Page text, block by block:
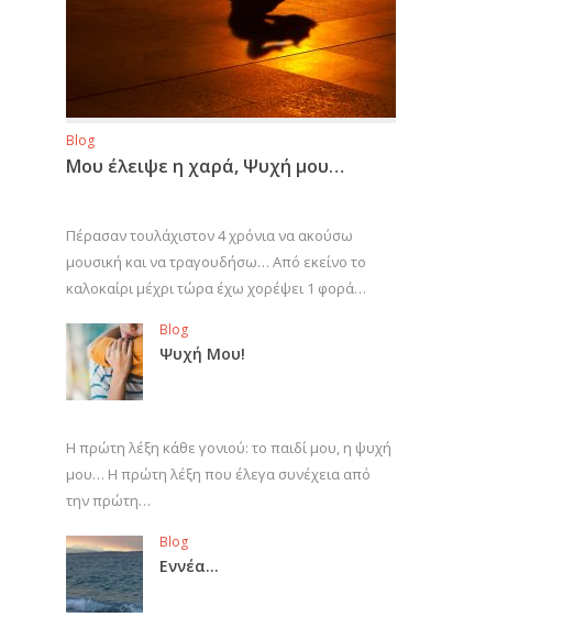
Blog
Μου έλειψε η χαρά, Ψυχή μου…
Πέρασαν τουλάχιστον 4 χρόνια να ακούσω
μουσική και να τραγουδήσω… Από εκείνο το
καλοκαίρι μέχρι τώρα έχω χορέψει 1 φορά…
Blog
Ψυχή Μου!
Η πρώτη λέξη κάθε γονιού: το παιδί μου, η ψυχή
μου… Η πρώτη λέξη που έλεγα συνέχεια από
την πρώτη…
Blog
Εννέα…